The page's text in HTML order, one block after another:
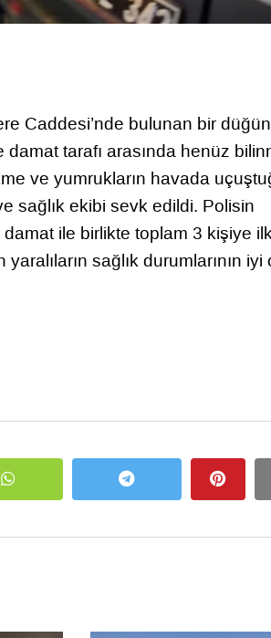
Caddesi’nde bulunan bir düğün
tarafı arasında henüz
ve yumrukların havada
sağlık ekibi sevk edildi. Polisin
ile birlikte toplam 3 kişiye
sağlık durumlarının iyi